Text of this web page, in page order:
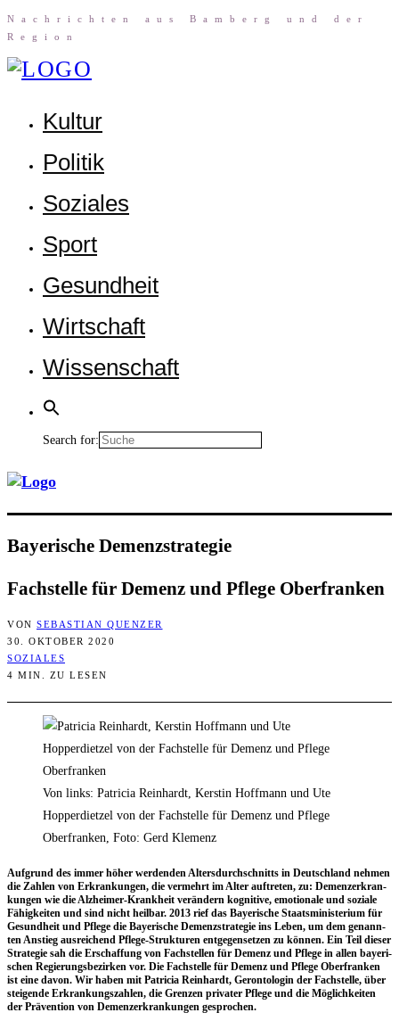
Nach­rich­ten aus Bam­berg und der
Region
Kul­tur
Poli­tik
Sozia­les
Sport
Gesund­heit
Wirt­schaft
Wis­sen­schaft
Search for:
Baye­ri­sche Demenzstrategie
Fach­stel­le für Demenz und Pfle­ge Oberfranken
VON SEBASTIAN QUENZER
30. OKTOBER 2020
SOZIALES
4 MIN. ZU LESEN
Von links: Patricia Reinhardt, Kerstin Hoffmann und Ute
Hopperdietzel von der Fachstelle für Demenz und Pflege
Oberfranken, Foto: Gerd Klemenz
Auf­grund des immer höher wer­den­den Alters­durch­schnitts in Deutsch­land neh­men
die Zah­len von Erkran­kun­gen, die ver­mehrt im Alter auf­tre­ten, zu: Demenz­er­kran­
kun­gen wie die Alz­hei­mer-Krank­heit ver­än­dern kogni­ti­ve, emo­tio­na­le und sozia­le
Fähig­kei­ten und sind nicht heil­bar. 2013 rief das Baye­ri­sche Staats­mi­nis­te­ri­um für
Gesund­heit und Pfle­ge die Baye­ri­sche Demenz­stra­te­gie ins Leben, um dem genann­
ten Anstieg aus­rei­chend Pfle­ge-Struk­tu­ren ent­ge­gen­set­zen zu kön­nen. Ein Teil die­ser
Stra­te­gie sah die Erschaf­fung von Fach­stel­len für Demenz und Pfle­ge in allen baye­ri­
schen Regie­rungs­be­zir­ken vor. Die Fach­stel­le für Demenz und Pfle­ge Ober­fran­ken
ist eine davon. Wir haben mit Patri­cia Rein­hardt, Geron­to­lo­gin der Fach­stel­le, über
stei­gen­de Erkran­kungs­zah­len, die Gren­zen pri­va­ter Pfle­ge und die Mög­lich­kei­ten
der Prä­ven­ti­on von Demenz­er­kran­kun­gen gesprochen.